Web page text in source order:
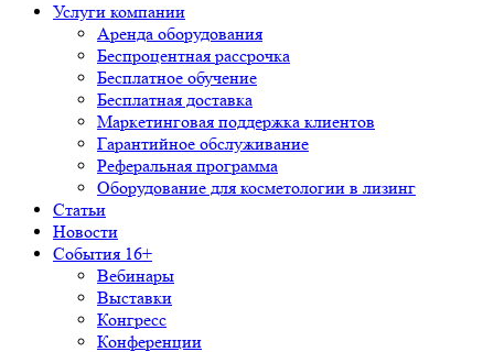
Услуги компании
Аренда оборудования
Беспроцентная рассрочка
Бесплатное обучение
Бесплатная доставка
Маркетинговая поддержка клиентов
Гарантийное обслуживание
Реферальная программа
Оборудование для косметологии в лизинг
Статьи
Новости
События 16+
Вебинары
Выставки
Конгресс
Конференции